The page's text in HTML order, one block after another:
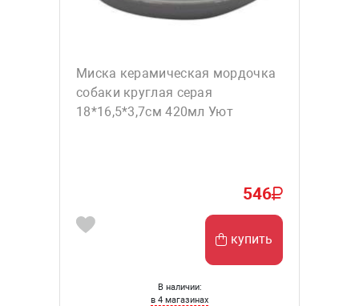
Миска керамическая мордочка
собаки круглая серая
18*16,5*3,7см 420мл Уют
546
купить
В наличии:
в 4 магазинах